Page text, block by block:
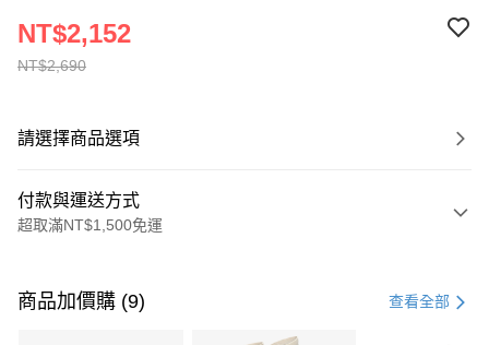
NT$2,690
NT$2,152
請選擇商品選項
付款與運送方式
超取滿NT$1,500免運
信用卡一次付款
商品加價購 (9) 查看全部